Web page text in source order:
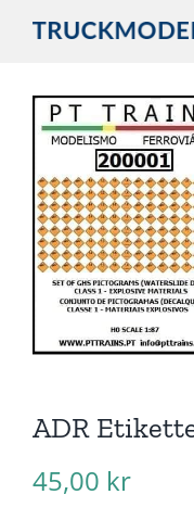
ADR
45,00 kr